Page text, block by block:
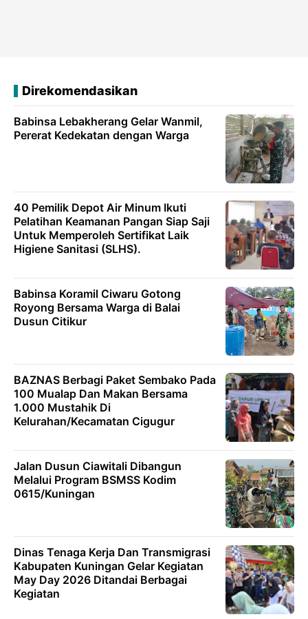
Direkomendasikan
Babinsa Lebakherang Gelar Wanmil,
Pererat Kedekatan dengan Warga
40 Pemilik Depot Air Minum Ikuti
Pelatihan Keamanan Pangan Siap Saji
Untuk Memperoleh Sertifikat Laik
Higiene Sanitasi (SLHS).
Babinsa Koramil Ciwaru Gotong
Royong Bersama Warga di Balai
Dusun Citikur
BAZNAS Berbagi Paket Sembako Pada
100 Mualap Dan Makan Bersama
1.000 Mustahik Di
Kelurahan/Kecamatan Cigugur
Jalan Dusun Ciawitali Dibangun
Melalui Program BSMSS Kodim
0615/Kuningan
Dinas Tenaga Kerja Dan Transmigrasi
Kabupaten Kuningan Gelar Kegiatan
May Day 2026 Ditandai Berbagai
Kegiatan